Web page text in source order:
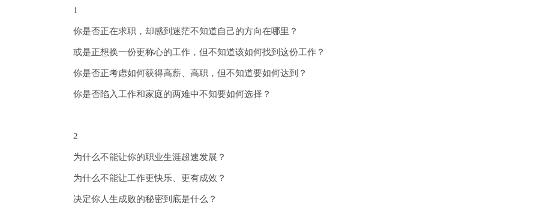
1
你是否正在求职，却感到迷茫不知道自己的方向在哪里？
或是正想换一份更称心的工作，但不知道该如何找到这份工作？
你是否正考虑如何获得高薪、高职，但不知道要如何达到？
你是否陷入工作和家庭的两难中不知要如何选择？
2
为什么不能让你的职业生涯超速发展？
为什么不能让工作更快乐、更有成效？
决定你人生成败的秘密到底是什么？